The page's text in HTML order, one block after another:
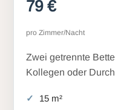
79 €
pro Zimmer/Nacht
Zwei getrennte
Kollegen oder
15 m²